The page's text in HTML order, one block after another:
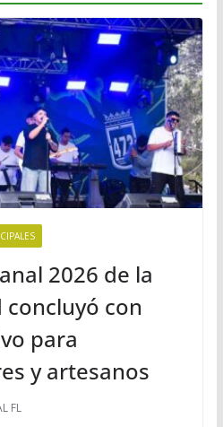
2026 de la
con
para
y artesanos
FL